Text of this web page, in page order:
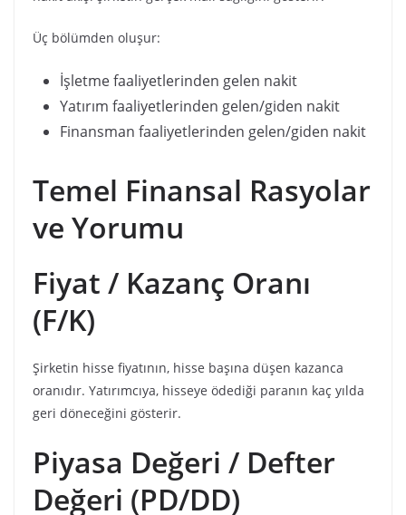
Üç bölümden oluşur:
İşletme faaliyetlerinden gelen nakit
Yatırım faaliyetlerinden gelen/giden nakit
Finansman faaliyetlerinden gelen/giden nakit
Temel Finansal Rasyolar
ve Yorumu
Fiyat / Kazanç Oranı
(F/K)
Şirketin hisse fiyatının, hisse başına düşen kazanca
oranıdır. Yatırımcıya, hisseye ödediği paranın kaç yılda
geri döneceğini gösterir.
Piyasa Değeri / Defter
Değeri (PD/DD)